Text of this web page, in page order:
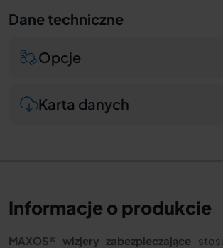
Dane techniczne
Opcje
Karta danych
Informacje o produkcie
MAXOS® wizjery zabezpieczające